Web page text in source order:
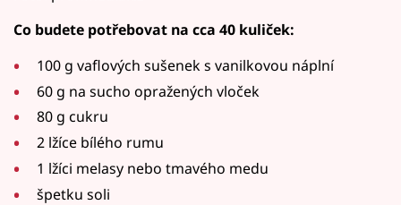
Co budete potřebovat na cca 40 kuliček:
100 g vaflových sušenek s vanilkovou náplní
60 g na sucho opražených vloček
80 g cukru
2 lžíce bílého rumu
1 lžíci melasy nebo tmavého medu
špetku soli